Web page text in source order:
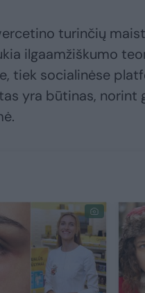
turinčių
ilgaamžiškumo
tiek socialinėse
yra būtinas, norint